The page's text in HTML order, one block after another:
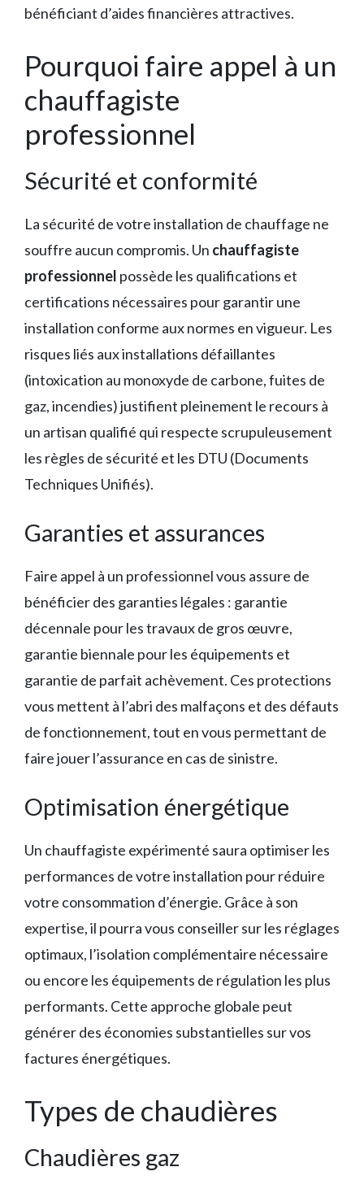
bénéficiant d’aides financières attractives.
Pourquoi faire appel à un
chauffagiste
professionnel
Sécurité et conformité
La sécurité de votre installation de chauffage ne
souffre aucun compromis. Un chauffagiste
professionnel possède les qualifications et
certifications nécessaires pour garantir une
installation conforme aux normes en vigueur. Les
risques liés aux installations défaillantes
(intoxication au monoxyde de carbone, fuites de
gaz, incendies) justifient pleinement le recours à
un artisan qualifié qui respecte scrupuleusement
les règles de sécurité et les DTU (Documents
Techniques Unifiés).
Garanties et assurances
Faire appel à un professionnel vous assure de
bénéficier des garanties légales : garantie
décennale pour les travaux de gros œuvre,
garantie biennale pour les équipements et
garantie de parfait achèvement. Ces protections
vous mettent à l’abri des malfaçons et des défauts
de fonctionnement, tout en vous permettant de
faire jouer l’assurance en cas de sinistre.
Optimisation énergétique
Un chauffagiste expérimenté saura optimiser les
performances de votre installation pour réduire
votre consommation d’énergie. Grâce à son
expertise, il pourra vous conseiller sur les réglages
optimaux, l’isolation complémentaire nécessaire
ou encore les équipements de régulation les plus
performants. Cette approche globale peut
générer des économies substantielles sur vos
factures énergétiques.
Types de chaudières
Chaudières gaz